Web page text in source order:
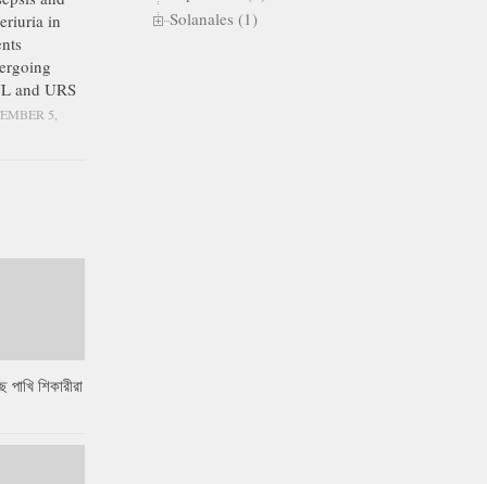
Solanales (1)
in
and URS
5,
শিকারীরা